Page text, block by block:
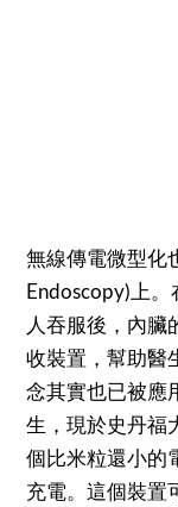
無線傳電微型化
Endoscopy)上
人吞服後，內臟
收裝置，幫助醫
念其實也已被應
生，現於史丹福
個比米粒還小的
充電。這個裝置